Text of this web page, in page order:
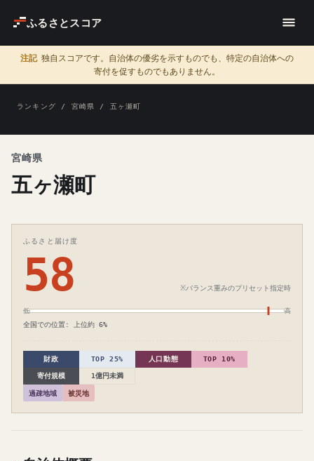
ふるさとスコア
注記 独自スコアです。自治体の優劣を示すものでも、特定の自治体への
寄付を促すものでもありません。
ランキング / 宮崎県 / 五ヶ瀬町
宮崎県
五ヶ瀬町
ふるさと届け度
58 ※バランス重みのプリセット指定時
低 高
全国での位置: 上位約 6%
財政 TOP 25% 人口動態 TOP 10%
寄付規模 1億円未満
過疎地域 被災地